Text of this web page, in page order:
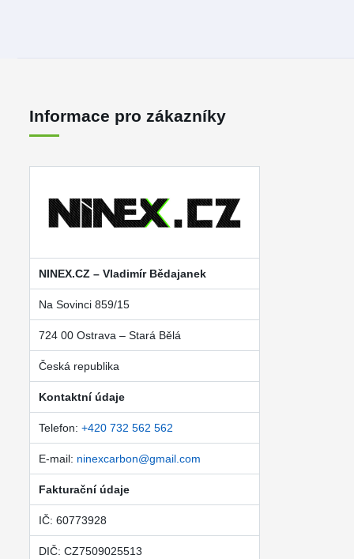
Informace pro zákazníky
NINEX.CZ – Vladimír Bědajanek
Na Sovinci 859/15
724 00 Ostrava – Stará Bělá
Česká republika
Kontaktní údaje
Telefon: +420 732 562 562
E-mail: ninexcarbon@gmail.com
Fakturační údaje
IČ: 60773928
DIČ: CZ7509025513